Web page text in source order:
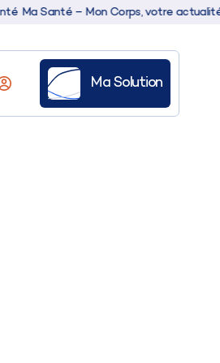
Ma Santé – Mon Corps, votre actualité
Ma Solution